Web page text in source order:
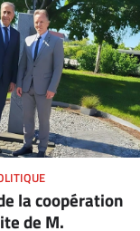
la coopération
de M.